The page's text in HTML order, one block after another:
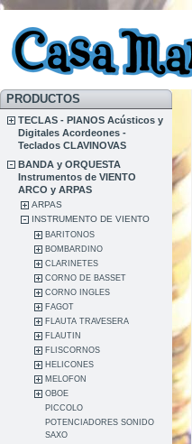
PRODUCTOS
TECLAS - PIANOS Acústicos y
Digitales Acordeones -
Teclados CLAVINOVAS
BANDA y ORQUESTA
Instrumentos de VIENTO
ARCO y ARPAS
ARPAS
INSTRUMENTO DE VIENTO
BARITONOS
BOMBARDINO
CLARINETES
CORNO DE BASSET
CORNO INGLES
FAGOT
FLAUTA TRAVESERA
FLAUTIN
FLISCORNOS
HELICONES
MELOFON
OBOE
PICCOLO
POTENCIADORES SONIDO
SAXO